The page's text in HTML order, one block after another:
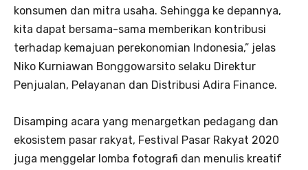
konsumen dan mitra usaha. Sehingga ke depannya,
kita dapat bersama-sama memberikan kontribusi
terhadap kemajuan perekonomian Indonesia,” jelas
Niko Kurniawan Bonggowarsito selaku Direktur
Penjualan, Pelayanan dan Distribusi Adira Finance.
Disamping acara yang menargetkan pedagang dan
ekosistem pasar rakyat, Festival Pasar Rakyat 2020
juga menggelar lomba fotografi dan menulis kreatif